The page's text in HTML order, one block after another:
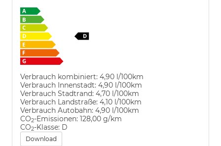
Verbrauch kombiniert: 4,90 l/100km
Verbrauch Innenstadt: 4,90 l/100km
Verbrauch Stadtrand: 4,70 l/100km
Verbrauch Landstraße: 4,10 l/100km
Verbrauch Autobahn: 4,90 l/100km
CO2-Emissionen: 128,00 g/km
CO2-Klasse: D
Download